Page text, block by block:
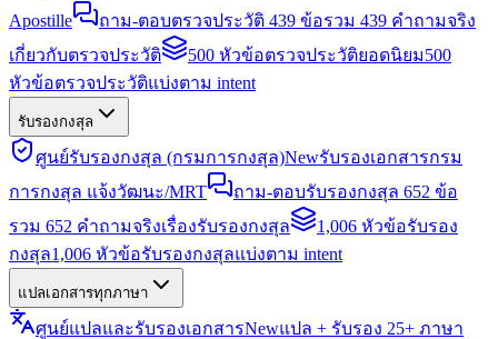
Apostille
ถาม-ตอบตรวจประวัติ 439 ข้อรวม 439 คำถามจริง
เกี่ยวกับตรวจประวัติ
500 หัวข้อตรวจประวัติยอดนิยม500
หัวข้อตรวจประวัติแบ่งตาม intent
รับรองกงสุล
ศูนย์รับรองกงสุล (กรมการกงสุล)Newรับรองเอกสารกรม
การกงสุล แจ้งวัฒนะ/MRT
ถาม-ตอบรับรองกงสุล 652 ข้อ
รวม 652 คำถามจริงเรื่องรับรองกงสุล
1,006 หัวข้อรับรอง
กงสุล1,006 หัวข้อรับรองกงสุลแบ่งตาม intent
แปลเอกสารทุกภาษา
ศูนย์แปลและรับรองเอกสารNewแปล + รับรอง 25+ ภาษา